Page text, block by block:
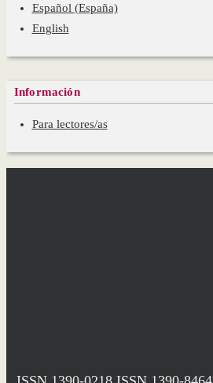
Español (España)
English
Información
Para lectores/as